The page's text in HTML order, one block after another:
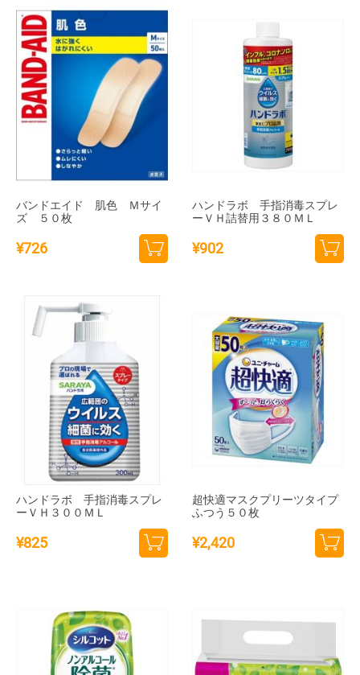
追加
バンドエイド 肌色 Ｍサイ
ズ ５０枚
¥726
ハンドラボ 手指消毒スプレ
ーＶＨ詰替用３８０ＭＬ
¥902
ハンドラボ 手指消毒スプレ
ーＶＨ３００ＭＬ
¥825
超快適マスクプリーツタイプ
ふつう５０枚
¥2,420